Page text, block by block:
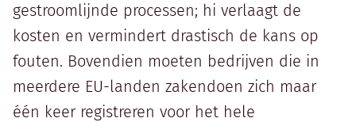
gestroomlijnde processen; hi verlaagt de
kosten en vermindert drastisch de kans op
fouten. Bovendien moeten bedrijven die in
meerdere EU-landen zakendoen zich maar
één keer registreren voor het hele